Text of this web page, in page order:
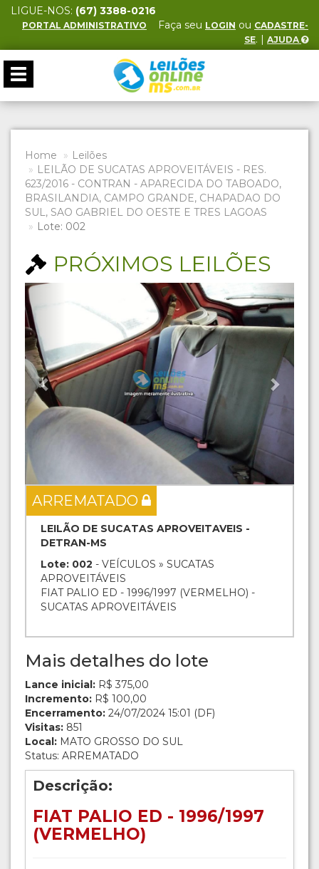
LIGUE-NOS: (67) 3388-0216
PORTAL ADMINISTRATIVO Faça seu LOGIN ou CADASTRE-
SE. | AJUDA
Toggle
navigation
Home
Leilões
LEILÃO DE SUCATAS APROVEITÁVEIS - RES.
623/2016 - CONTRAN - APARECIDA DO TABOADO,
BRASILANDIA, CAMPO GRANDE, CHAPADAO DO
SUL, SAO GABRIEL DO OESTE E TRES LAGOAS
Lote: 002
PRÓXIMOS LEILÕES
Next
ARREMATADO
LEILÃO DE SUCATAS APROVEITAVEIS -
DETRAN-MS
Lote: 002 - VEÍCULOS » SUCATAS
APROVEITÁVEIS
FIAT PALIO ED - 1996/1997 (VERMELHO) -
SUCATAS APROVEITÁVEIS
Mais detalhes do lote
Lance inicial: R$ 375,00
Incremento: R$ 100,00
Encerramento: 24/07/2024 15:01 (DF)
Visitas: 851
Local: MATO GROSSO DO SUL
Status: ARREMATADO
Descrição:
FIAT PALIO ED - 1996/1997
(VERMELHO)